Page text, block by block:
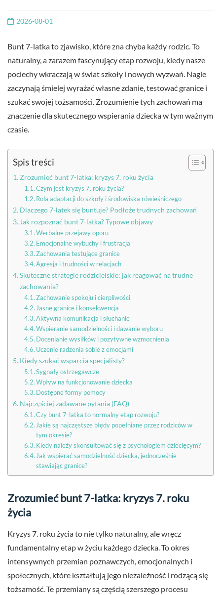
2026-08-01
Bunt 7-latka to zjawisko, które zna chyba każdy rodzic. To
naturalny, a zarazem fascynujący etap rozwoju, kiedy nasze
pociechy wkraczają w świat szkoły i nowych wyzwań. Nagle
zaczynają śmielej wyrażać własne zdanie, testować granice i
szukać swojej tożsamości. Zrozumienie tych zachowań ma
znaczenie dla skutecznego wspierania dziecka w tym ważnym
czasie.
Spis treści
Zrozumieć bunt 7-latka: kryzys 7. roku życia
Czym jest kryzys 7. roku życia?
Rola adaptacji do szkoły i środowiska rówieśniczego
Dlaczego 7-latek się buntuje? Podłoże trudnych zachowań
Jak rozpoznać bunt 7-latka? Typowe objawy
Werbalne przejawy oporu
Emocjonalne wybuchy i frustracja
Zachowania testujące granice
Agresja i trudności w relacjach
Skuteczne strategie rodzicielskie: jak reagować na trudne
zachowania?
Zachowanie spokoju i cierpliwości
Jasne granice i konsekwencja
Aktywna komunikacja i słuchanie
Wspieranie samodzielności i dawanie wyboru
Docenianie wysiłków i pozytywne wzmocnienia
Uczenie radzenia sobie z emocjami
Kiedy szukać wsparcia specjalisty?
Sygnały ostrzegawcze
Wpływ na funkcjonowanie dziecka
Dostępne formy pomocy
Najczęściej zadawane pytania (FAQ)
Czy bunt 7-latka to normalny etap rozwoju?
Jakie są najczęstsze błędy popełniane przez rodziców w
tym okresie?
Kiedy należy skonsultować się z psychologiem dziecięcym?
Jak wspierać samodzielność dziecka, jednocześnie
stawiając granice?
Zrozumieć bunt 7-latka: kryzys 7. roku
życia
Kryzys 7. roku życia to nie tylko naturalny, ale wręcz
fundamentalny etap w życiu każdego dziecka. To okres
intensywnych przemian poznawczych, emocjonalnych i
społecznych, które kształtują jego niezależność i rodzącą się
tożsamość. Te przemiany są częścią szerszego procesu